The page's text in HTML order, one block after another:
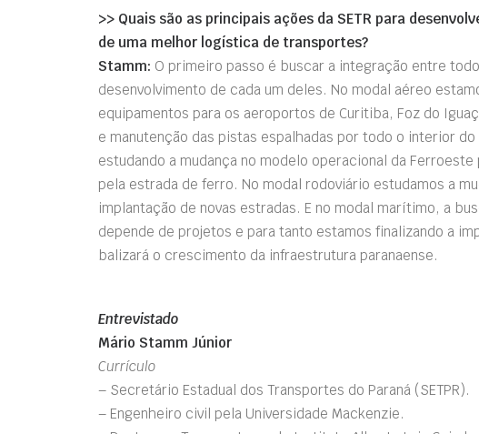
>> Quais são as principais ações da SETR para
de uma melhor logística de transportes?
Stamm: O primeiro passo é buscar a integração entre
desenvolvimento de cada um deles. No modal aéreo
equipamentos para os aeroportos de Curitiba, Foz do
e manutenção das pistas espalhadas por todo o interior
estudando a mudança no modelo operacional da
pela estrada de ferro. No modal rodoviário estudamos a
implantação de novas estradas. E no modal marítimo, a
depende de projetos e para tanto estamos finalizando a
balizará o crescimento da infraestrutura paranaense.
Entrevistado
Mário Stamm Júnior
Currículo
– Secretário Estadual dos Transportes do Paraná (SETPR).
– Engenheiro civil pela Universidade Mackenzie.